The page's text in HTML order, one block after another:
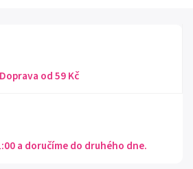
Doprava od 59 Kč
a doručíme do druhého dne.